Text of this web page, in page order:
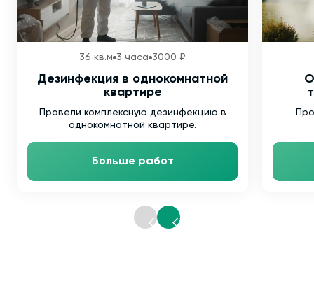
36 кв.м 3 часа 3000 ₽
Дезинфекция в однокомнатной
квартире
Провели комплексную дезинфекцию в
однокомнатной квартире.
Больше работ